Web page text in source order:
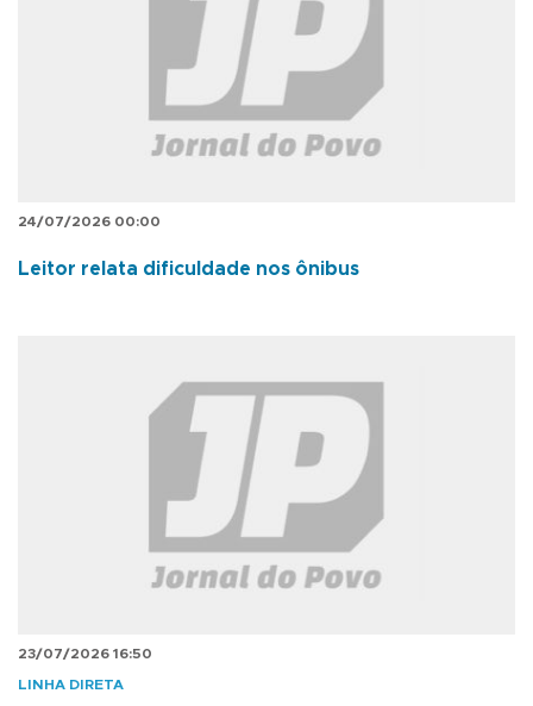
24/07/2026 00:00
Leitor relata dificuldade nos ônibus
23/07/2026 16:50
LINHA DIRETA